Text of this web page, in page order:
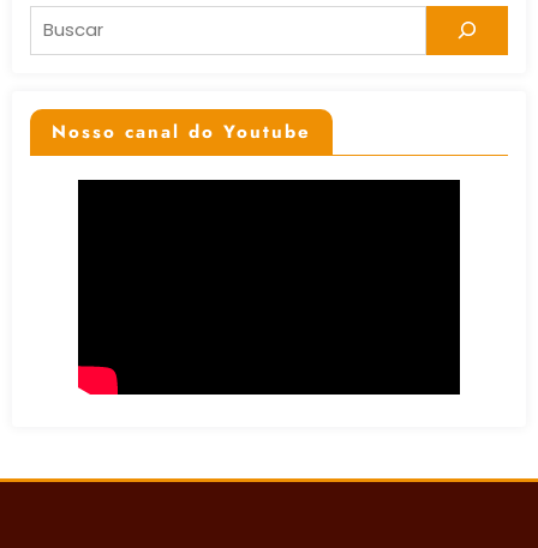
Pesquisar
Nosso canal do Youtube